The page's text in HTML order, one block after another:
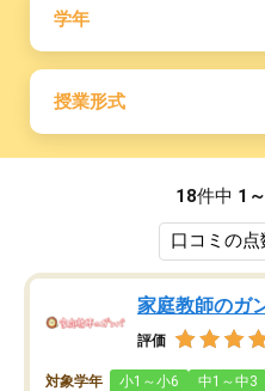
学年
授業形式
18件中 1
家庭教師のガ
評価
対象学年 小1～小6 中1～中3